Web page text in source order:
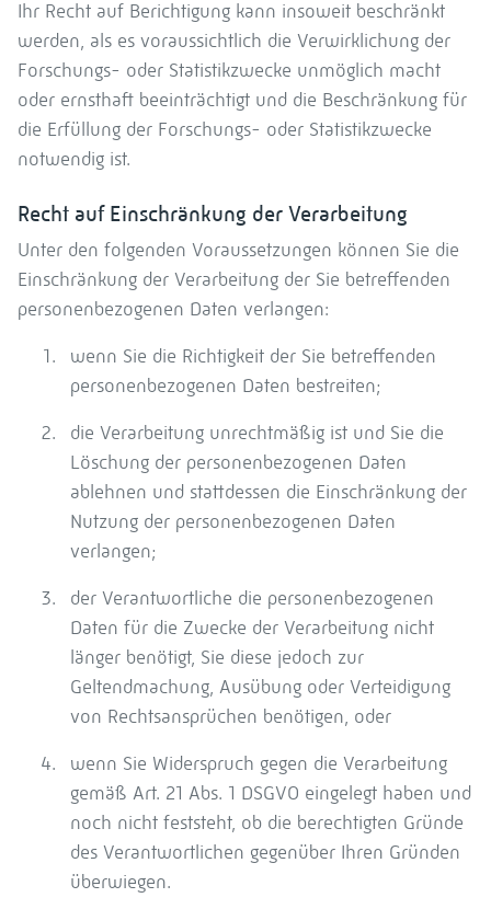
Ihr Recht auf Berichtigung kann insoweit beschränkt
werden, als es voraussichtlich die Verwirklichung der
Forschungs- oder Statistikzwecke unmöglich macht
oder ernsthaft beeinträchtigt und die Beschränkung für
die Erfüllung der Forschungs- oder Statistikzwecke
notwendig ist.
Recht auf Einschränkung der Verarbeitung
Unter den folgenden Voraussetzungen können Sie die
Einschränkung der Verarbeitung der Sie betreffenden
personenbezogenen Daten verlangen:
wenn Sie die Richtigkeit der Sie betreffenden
personenbezogenen Daten bestreiten;
die Verarbeitung unrechtmäßig ist und Sie die
Löschung der personenbezogenen Daten
ablehnen und stattdessen die Einschränkung der
Nutzung der personenbezogenen Daten
verlangen;
der Verantwortliche die personenbezogenen
Daten für die Zwecke der Verarbeitung nicht
länger benötigt, Sie diese jedoch zur
Geltendmachung, Ausübung oder Verteidigung
von Rechtsansprüchen benötigen, oder
wenn Sie Widerspruch gegen die Verarbeitung
gemäß Art. 21 Abs. 1 DSGVO eingelegt haben und
noch nicht feststeht, ob die berechtigten Gründe
des Verantwortlichen gegenüber Ihren Gründen
überwiegen.